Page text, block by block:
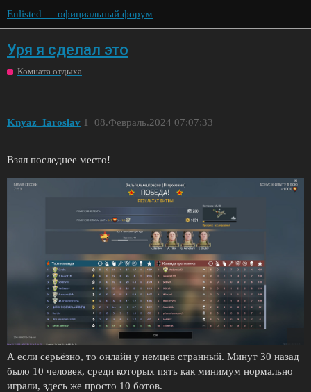
Enlisted — официальный форум
Уря я сделал это
Комната отдыха
Knyaz_Iaroslav 08.Февраль.2024 07:07:33
1
Взял последнее место!
А если серьёзно, то онлайн у немцев странный. Минут 30 назад
было 10 человек, среди которых пять как минимум нормально
играли, здесь же просто 10 ботов.